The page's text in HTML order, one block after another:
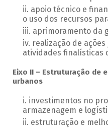
apoio técnico e
o uso dos recursos
aprimoramento da
realização de
atividades finalísticas
Eixo II – Estruturação de
urbanos
investimentos no
armazenagem e
estruturação e